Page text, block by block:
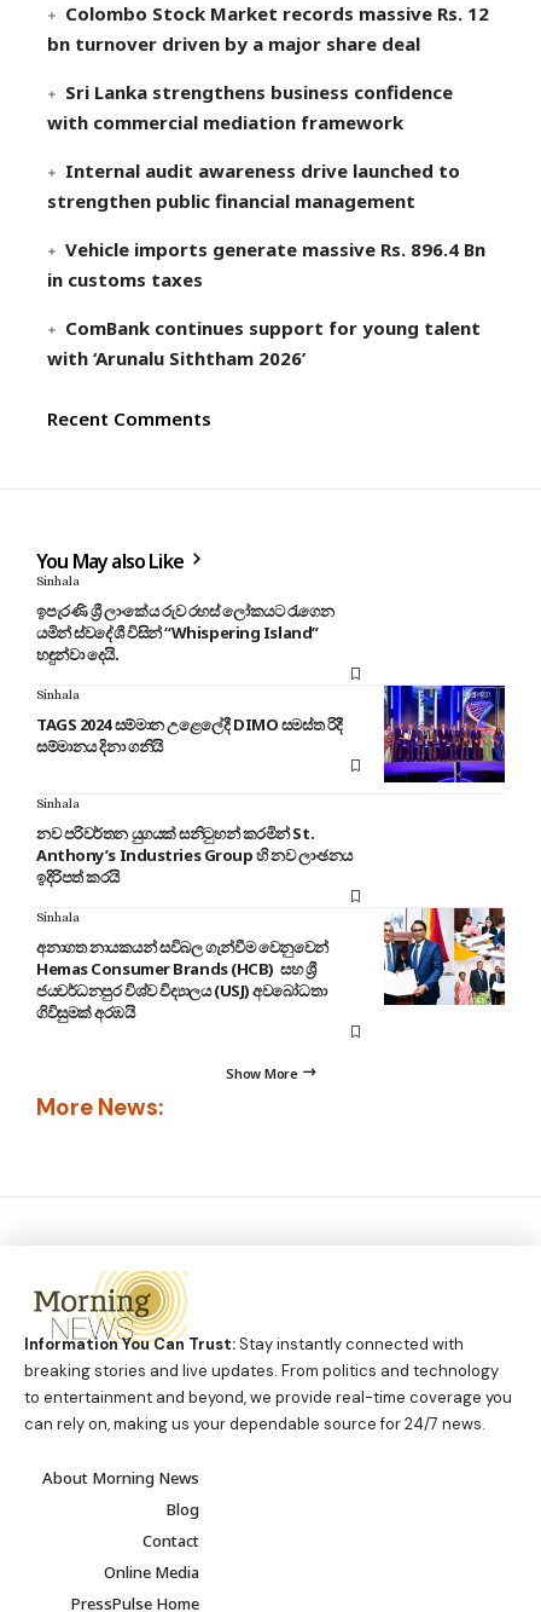
Colombo Stock Market records massive Rs. 12
bn turnover driven by a major share deal
Sri Lanka strengthens business confidence
with commercial mediation framework
Internal audit awareness drive launched to
strengthen public financial management
Vehicle imports generate massive Rs. 896.4 Bn
in customs taxes
ComBank continues support for young talent
with ‘Arunalu Siththam 2026’
Recent Comments
You May also Like
Sinhala
ඉපැරණි ශ්‍රී ලාංකේය රුව රහස් ලෝකයට රැගෙන
යමින් ස්වදේශී විසින් “Whispering Island”
හඳුන්වා දෙයි.
Sinhala
TAGS 2024 සම්මාන උළෙලේදී DIMO සමස්ත රිදී
සම්මානය දිනා ගනියි
Sinhala
නව පරිවර්තන යුගයක් සනිටුහන් කරමින් St.
Anthony’s Industries Group හි නව ලාංඡනය
ඉදිරිපත් කරයි
Sinhala
අනාගත නායකයන් සවිබල ගැන්වීම වෙනුවෙන්
Hemas Consumer Brands (HCB) සහ ශ්‍රී
ජයවර්ධනපුර විශ්ව විද්‍යාලය (USJ) අවබෝධතා
ගිවිසුමක් අරඹයි
Show More
More News:
Information You Can Trust:Stay instantly connected with
breaking stories and live updates. From politics and technology
to entertainment and beyond, we provide real-time coverage you
can rely on, making us your dependable source for 24/7 news.
About Morning News
Blog
Contact
Online Media
PressPulse Home